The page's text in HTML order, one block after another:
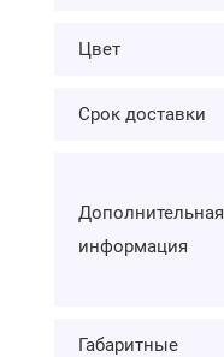
Цвет
Срок доставки
Дополнительная
информация
Габаритные